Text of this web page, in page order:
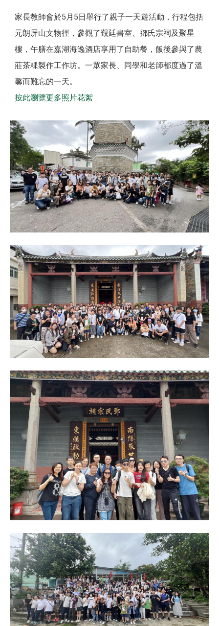
家長教師會於5月5日舉行了親子一天遊活動，行程包括
元朗屏山文物徑，參觀了覲廷書室、鄧氏宗祠及聚星
樓，午膳在嘉湖海逸酒店享用了自助餐，飯後參與了農
莊茶粿製作工作坊。一眾家長、同學和老師都度過了溫
馨而難忘的一天。
按此瀏覽更多照片花絮